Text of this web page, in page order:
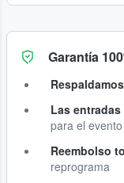
Garantía
Las
para el evento
Reembolso
reprograma